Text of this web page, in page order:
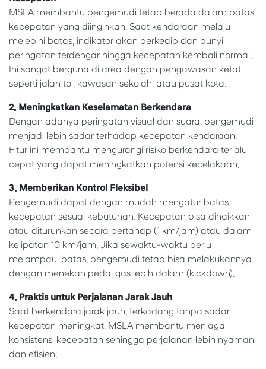
MSLA membantu pengemudi tetap berada dalam batas
kecepatan yang diinginkan. Saat kendaraan melaju
melebihi batas, indikator akan berkedip dan bunyi
peringatan terdengar hingga kecepatan kembali normal.
Ini sangat berguna di area dengan pengawasan ketat
seperti jalan tol, kawasan sekolah, atau pusat kota.
2. Meningkatkan Keselamatan Berkendara
Dengan adanya peringatan visual dan suara, pengemudi
menjadi lebih sadar terhadap kecepatan kendaraan.
Fitur ini membantu mengurangi risiko berkendara terlalu
cepat yang dapat meningkatkan potensi kecelakaan.
3. Memberikan Kontrol Fleksibel
Pengemudi dapat dengan mudah mengatur batas
kecepatan sesuai kebutuhan. Kecepatan bisa dinaikkan
atau diturunkan secara bertahap (1 km/jam) atau dalam
kelipatan 10 km/jam. Jika sewaktu-waktu perlu
melampaui batas, pengemudi tetap bisa melakukannya
dengan menekan pedal gas lebih dalam (kickdown).
4. Praktis untuk Perjalanan Jarak Jauh
Saat berkendara jarak jauh, terkadang tanpa sadar
kecepatan meningkat. MSLA membantu menjaga
konsistensi kecepatan sehingga perjalanan lebih nyaman
dan efisien.